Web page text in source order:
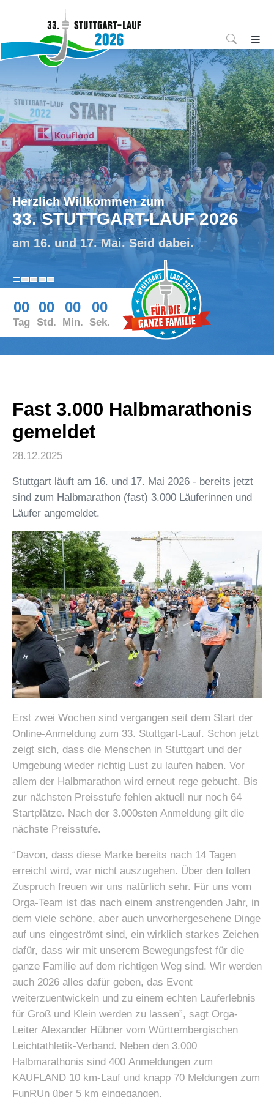
Herzlich Willkommen zum
33. STUTTGART-LAUF 2026
am 16. und 17. Mai. Seid dabei.
00
Tag
00
Std.
00
Min.
00
Sek.
Fast 3.000 Halbmarathonis
gemeldet
28.12.2025
Stuttgart läuft am 16. und 17. Mai 2026 - bereits jetzt
sind zum Halbmarathon (fast) 3.000 Läuferinnen und
Läufer angemeldet.
Erst zwei Wochen sind vergangen seit dem Start der
Online-Anmeldung zum 33. Stuttgart-Lauf. Schon jetzt
zeigt sich, dass die Menschen in Stuttgart und der
Umgebung wieder richtig Lust zu laufen haben. Vor
allem der Halbmarathon wird erneut rege gebucht. Bis
zur nächsten Preisstufe fehlen aktuell nur noch 64
Startplätze. Nach der 3.000sten Anmeldung gilt die
nächste Preisstufe.
“Davon, dass diese Marke bereits nach 14 Tagen
erreicht wird, war nicht auszugehen. Über den tollen
Zuspruch freuen wir uns natürlich sehr. Für uns vom
Orga-Team ist das nach einem anstrengenden Jahr, in
dem viele schöne, aber auch unvorhergesehene Dinge
auf uns eingeströmt sind, ein wirklich starkes Zeichen
dafür, dass wir mit unserem Bewegungsfest für die
ganze Familie auf dem richtigen Weg sind. Wir werden
auch 2026 alles dafür geben, das Event
weiterzuentwickeln und zu einem echten Lauferlebnis
für Groß und Klein werden zu lassen”, sagt Orga-
Leiter Alexander Hübner vom Württembergischen
Leichtathletik-Verband. Neben den 3.000
Halbmarathonis sind 400 Anmeldungen zum
KAUFLAND 10 km-Lauf und knapp 70 Meldungen zum
FunRUn über 5 km eingegangen.